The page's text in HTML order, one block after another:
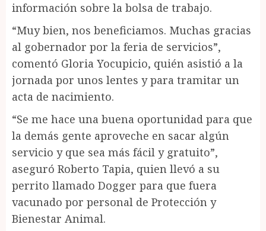
información sobre la bolsa de trabajo.
“Muy bien, nos beneficiamos. Muchas gracias
al gobernador por la feria de servicios”,
comentó Gloria Yocupicio, quién asistió a la
jornada por unos lentes y para tramitar un
acta de nacimiento.
“Se me hace una buena oportunidad para que
la demás gente aproveche en sacar algún
servicio y que sea más fácil y gratuito”,
aseguró Roberto Tapia, quien llevó a su
perrito llamado Dogger para que fuera
vacunado por personal de Protección y
Bienestar Animal.